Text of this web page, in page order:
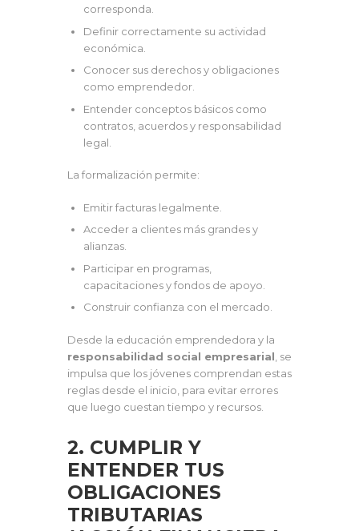
corresponda.
Definir correctamente su actividad
económica.
Conocer sus derechos y obligaciones
como emprendedor.
Entender conceptos básicos como
contratos, acuerdos y responsabilidad
legal.
La formalización permite:
Emitir facturas legalmente.
Acceder a clientes más grandes y
alianzas.
Participar en programas,
capacitaciones y fondos de apoyo.
Construir confianza con el mercado.
Desde la educación emprendedora y la
responsabilidad social empresarial , se
impulsa que los jóvenes comprendan estas
reglas desde el inicio, para evitar errores
que luego cuestan tiempo y recursos.
2. CUMPLIR Y
ENTENDER TUS
OBLIGACIONES
TRIBUTARIAS